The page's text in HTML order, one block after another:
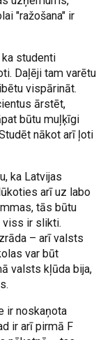
"ražošana" ir
studenti
Daļēji tam varētu
vispārināt.
ārstēt,
būtu muļķīgi
nākot arī ļoti
ka Latvijas
arī uz labo
tās būtu
viss ir slikti.
– arī valsts
var būt
valsts kļūda bija,
ir noskaņota
ir arī pirmā F